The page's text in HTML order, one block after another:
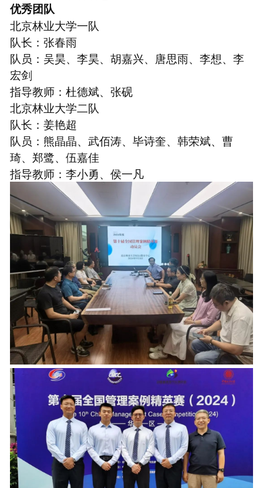
优秀团队
北京林业大学一队
队长：张春雨
队员：吴昊、李昊、胡嘉兴、唐思雨、李想、李
宏剑
指导教师：杜德斌、张砚
北京林业大学二队
队长：姜艳超
队员：熊晶晶、武佰涛、毕诗奎、韩荣斌、曹
琦、郑鹭、伍嘉佳
指导教师：李小勇、侯一凡